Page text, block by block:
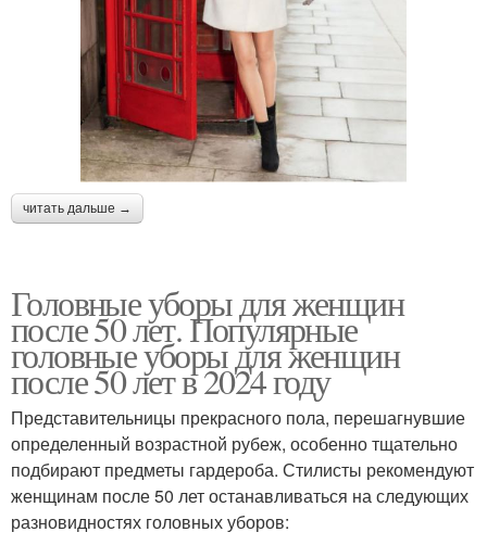
читать дальше →
Головные уборы для женщин
после 50 лет. Популярные
головные уборы для женщин
после 50 лет в 2024 году
Представительницы прекрасного пола, перешагнувшие
определенный возрастной рубеж, особенно тщательно
подбирают предметы гардероба. Стилисты рекомендуют
женщинам после 50 лет останавливаться на следующих
разновидностях головных уборов: